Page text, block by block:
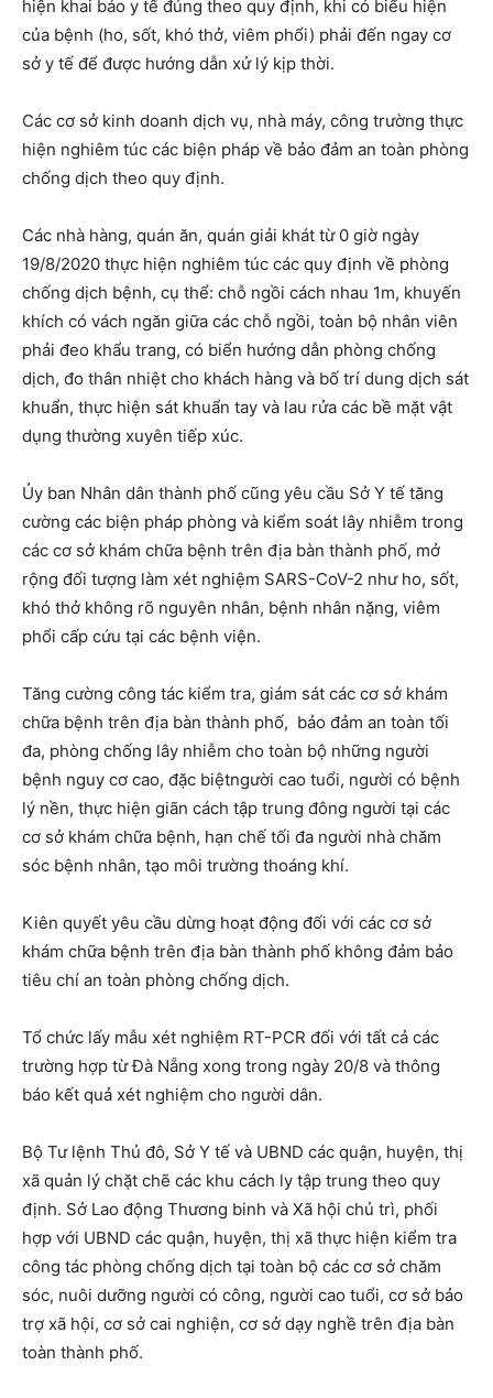
hiện khai báo y tế đúng theo quy định, khi có biểu hiện
của bệnh (ho, sốt, khó thở, viêm phổi) phải đến ngay cơ
sở y tế để được hướng dẫn xử lý kịp thời.
Các cơ sở kinh doanh dịch vụ, nhà máy, công trường thực
hiện nghiêm túc các biện pháp về bảo đảm an toàn phòng
chống dịch theo quy định.
Các nhà hàng, quán ăn, quán giải khát từ 0 giờ ngày
19/8/2020 thực hiện nghiêm túc các quy định về phòng
chống dịch bệnh, cụ thể: chỗ ngồi cách nhau 1m, khuyến
khích có vách ngăn giữa các chỗ ngồi, toàn bộ nhân viên
phải đeo khẩu trang, có biển hướng dẫn phòng chống
dịch, đo thân nhiệt cho khách hàng và bố trí dung dịch sát
khuẩn, thực hiện sát khuẩn tay và lau rửa các bề mặt vật
dụng thường xuyên tiếp xúc.
Ủy ban Nhân dân thành phố cũng yêu cầu Sở Y tế tăng
cường các biện pháp phòng và kiểm soát lây nhiễm trong
các cơ sở khám chữa bệnh trên địa bàn thành phố, mở
rộng đối tượng làm xét nghiệm SARS-CoV-2 như ho, sốt,
khó thở không rõ nguyên nhân, bệnh nhân nặng, viêm
phổi cấp cứu tại các bệnh viện.
Tăng cường công tác kiểm tra, giám sát các cơ sở khám
chữa bệnh trên địa bàn thành phố, bảo đảm an toàn tối
đa, phòng chống lây nhiễm cho toàn bộ những người
bệnh nguy cơ cao, đặc biệtngười cao tuổi, người có bệnh
lý nền, thực hiện giãn cách tập trung đông người tại các
cơ sở khám chữa bệnh, hạn chế tối đa người nhà chăm
sóc bệnh nhân, tạo môi trường thoáng khí.
Kiên quyết yêu cầu dừng hoạt động đối với các cơ sở
khám chữa bệnh trên địa bàn thành phố không đảm bảo
tiêu chí an toàn phòng chống dịch.
Tổ chức lấy mẫu xét nghiệm RT-PCR đối với tất cả các
trường hợp từ Đà Nẵng xong trong ngày 20/8 và thông
báo kết quả xét nghiệm cho người dân.
Bộ Tư lệnh Thủ đô, Sở Y tế và UBND các quận, huyện, thị
xã quản lý chặt chẽ các khu cách ly tập trung theo quy
định. Sở Lao động Thương binh và Xã hội chủ trì, phối
hợp với UBND các quận, huyện, thị xã thực hiện kiểm tra
công tác phòng chống dịch tại toàn bộ các cơ sở chăm
sóc, nuôi dưỡng người có công, người cao tuổi, cơ sở bảo
trợ xã hội, cơ sở cai nghiện, cơ sở dạy nghề trên địa bàn
toàn thành phố.